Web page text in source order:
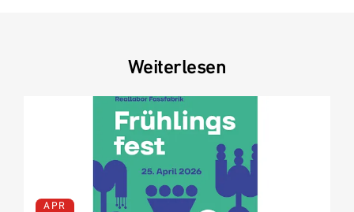
Weiterlesen
APR